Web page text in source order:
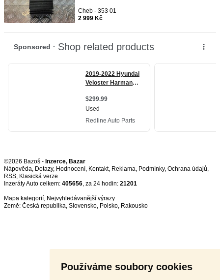
Používáme soubory cookies
Cheb - 353 01
2 999 Kč
©2026 Bazoš - Inzerce, Bazar
Nápověda, Dotazy, Hodnocení, Kontakt, Reklama, Podmínky, Ochrana údajů,
RSS,
Inzeráty Auto celkem: 405656, za 24 hodin: 21201
Mapa kategorií, Nejvyhledávanější výrazy
Země: Česká republika, Slovensko, Polsko, Rakousko